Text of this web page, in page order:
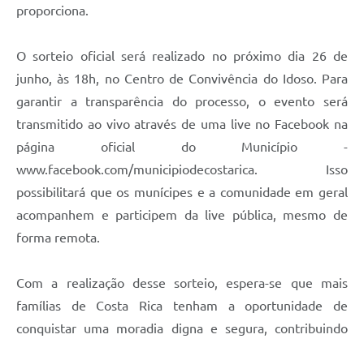
proporciona.
O sorteio oficial será realizado no próximo dia 26 de
junho, às 18h, no Centro de Convivência do Idoso. Para
garantir a transparência do processo, o evento será
transmitido ao vivo através de uma live no Facebook na
página oficial do Município -
www.facebook.com/municipiodecostarica. Isso
possibilitará que os munícipes e a comunidade em geral
acompanhem e participem da live pública, mesmo de
forma remota.
Com a realização desse sorteio, espera-se que mais
famílias de Costa Rica tenham a oportunidade de
conquistar uma moradia digna e segura, contribuindo